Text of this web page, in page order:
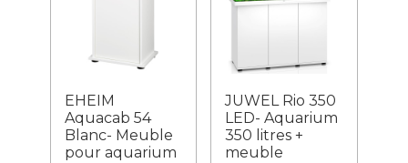
EHEIM
Aquacab 54
Blanc- Meuble
pour aquarium
JUWEL Rio 350
LED- Aquarium
350 litres +
meuble